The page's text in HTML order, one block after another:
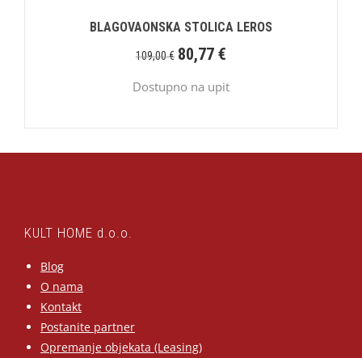
BLAGOVAONSKA STOLICA LEROS
109,00€ 80,77 €
Dostupno na upit
KULT HOME d.o.o.
Blog
O nama
Kontakt
Postanite partner
Opremanje objekata (Leasing)